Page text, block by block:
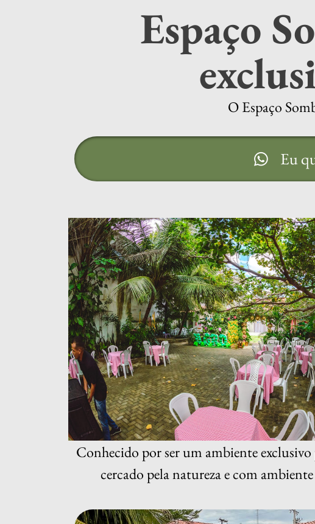
Espaço
O Espaço
Eu
Conhecido por ser um ambiente exclusivo
cercado pela natureza e com